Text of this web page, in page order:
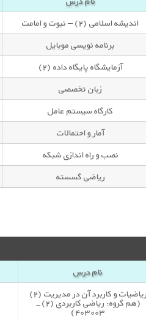
اندیشه اسلامی (۲) – نبوت و امامت
برنامه نویسی موبایل
آزمایشگاه پایگاه داده (۲)
زبان تخصصی
کارگاه سیستم عامل
آمار و احتمالات
نصب و راه اندازی شبکه
ریاضی گسسته
نام درس
ریاضیات و کاربرد آن در مدیریت (۲)
(هم گروه: ریاضی کاربردی (۲)-
۴۰۳۰۰۳)